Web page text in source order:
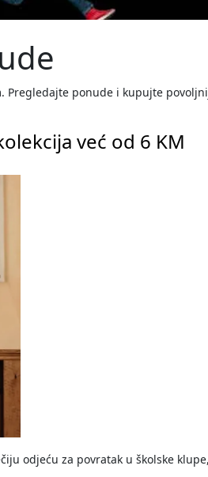
Pregledajte ponude i kupujte
već od 6 KM
odjeću za povratak u školske